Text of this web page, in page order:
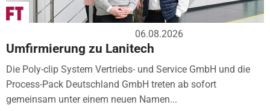
06.08.2026
Umfirmierung zu Lanitech
Die Poly-clip System Vertriebs- und Service GmbH und die
Process-Pack Deutschland GmbH treten ab sofort
gemeinsam unter einem neuen Namen...